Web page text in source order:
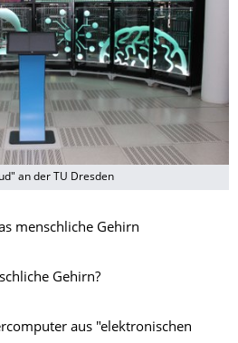
an der TU Dresden
menschliche Gehirn
Gehirn?
aus "elektronischen